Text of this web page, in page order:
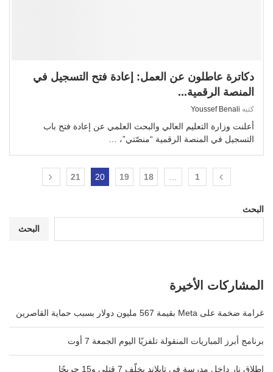
دكاترة عاطلون عن العمل: إعادة فتح التسجيل في
المنصة الرقمية...
كتبه Youssef Benali
أعلنت وزارة التعليم العالي والبحث العلمي عن إعادة فتح باب
التسجيل في المنصة الرقمية “منصّتي”، …
1
18
19
20
21
البحث
البحث
المشاركات الأخيرة
غرامة ضخمة على Meta بقيمة 567 مليون دولار بسبب حماية القاصرين
برنامج أبرز المباريات المنقولة تلفزيًا اليوم الجمعة 7 أوت
إطلاق نار داخل مدرسة في تايلاند يخلّف 7 قتلى و15 جريحًا